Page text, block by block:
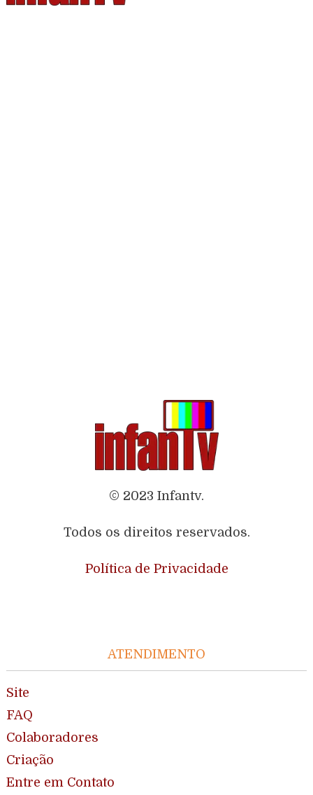
© 2023 Infantv.
Todos os direitos reservados.
Política de Privacidade
ATENDIMENTO
Site
FAQ
Colaboradores
Criação
Entre em Contato